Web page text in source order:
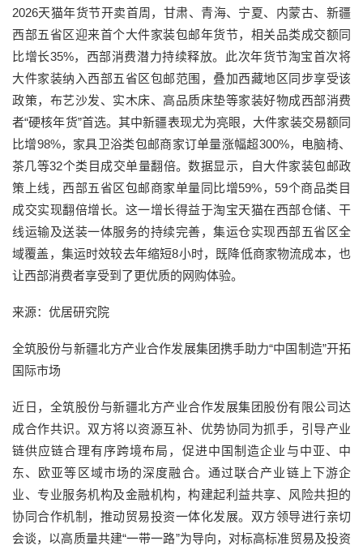
2026天猫年货节开卖首周，甘肃、青海、宁夏、内蒙古、新疆
西部五省区迎来首个大件家装包邮年货节，相关品类成交额同
比增长35%，西部消费潜力持续释放。此次年货节淘宝首次将
大件家装纳入西部五省区包邮范围，叠加西藏地区同步享受该
政策，布艺沙发、实木床、高品质床垫等家装好物成西部消费
者“硬核年货”首选。其中新疆表现尤为亮眼，大件家装交易额同
比增98%，家具卫浴类包邮商家订单量涨幅超300%，电脑椅、
茶几等32个类目成交单量翻倍。数据显示，自大件家装包邮政
策上线，西部五省区包邮商家单量同比增59%，59个商品类目
成交实现翻倍增长。这一增长得益于淘宝天猫在西部仓储、干
线运输及送装一体服务的持续完善，集运仓实现西部五省区全
域覆盖，集运时效较去年缩短8小时，既降低商家物流成本，也
让西部消费者享受到了更优质的网购体验。
来源：优居研究院
全筑股份与新疆北方产业合作发展集团携手助力“中国制造”开拓
国际市场
近日，全筑股份与新疆北方产业合作发展集团股份有限公司达
成合作共识。双方将以资源互补、优势协同为抓手，引导产业
链供应链合理有序跨境布局，促进中国制造企业与中亚、中
东、欧亚等区域市场的深度融合。通过联合产业链上下游企
业、专业服务机构及金融机构，构建起利益共享、风险共担的
协同合作机制，推动贸易投资一体化发展。双方领导进行亲切
会谈，以高质量共建“一带一路”为导向，对标高标准贸易及投资